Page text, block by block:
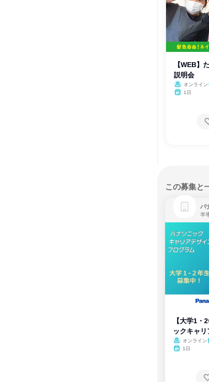
【WEB】
説明会
オンライン
1日
この募集と
パ
半
【大学1・
ックキャ
ム
オンライン
1日